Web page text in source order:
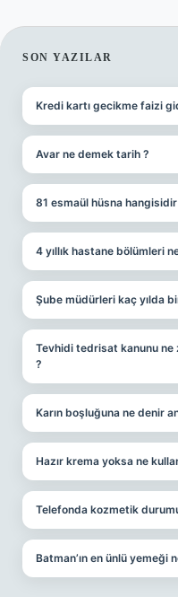
SIDEBAR
SON YAZILAR
Kredi kartı gecikme faizi
Avar ne demek tarih ?
81 esmaül hüsna hangisidir
4 yıllık hastane bölümleri
Şube müdürleri kaç yılda
Tevhidi tedrisat kanunu ne
?
Karın boşluğuna ne denir
Hazır krema yoksa ne
Telefonda kozmetik
Batman’ın en ünlü yemeği